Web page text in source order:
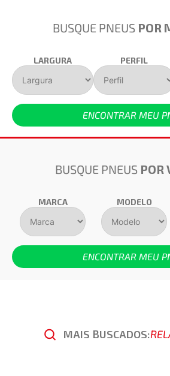
BUSQUE PNEUS POR
LARGURA PERFIL
ENCONTRAR MEU
BUSQUE PNEUS POR
MARCA MODELO
ENCONTRAR MEU
MAIS BUSCADOS: